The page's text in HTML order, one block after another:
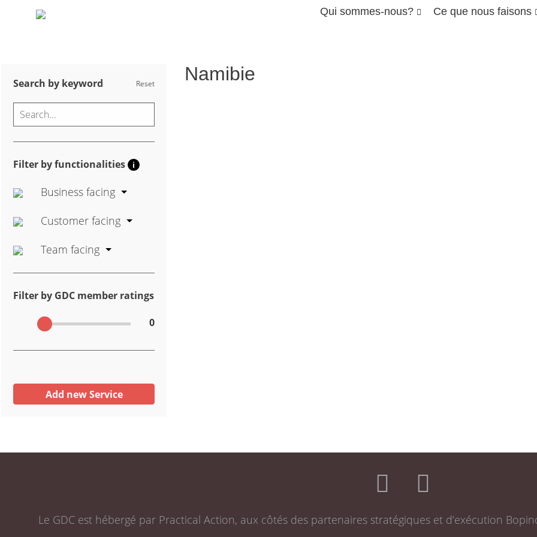
Qui sommes-nous? Ce que nous faisons
Reset
Search by keyword
Filter by functionalities i
Business facing
Customer facing
Team facing
Filter by GDC member ratings
0
Add new Service
Namibie
Le GDC est hébergé par Practical Action, aux côtés des partenaires stratégiques et d’exécution